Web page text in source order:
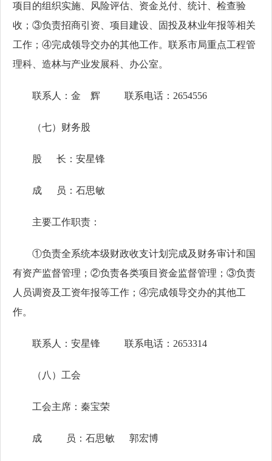
项目的组织实施、风险评估、资金兑付、统计、检查验
收；③负责招商引资、项目建设、固投及林业年报等相关
工作；④完成领导交办的其他工作。联系市局重点工程管
理科、造林与产业发展科、办公室。
联系人：金 辉 联系电话：2654556
（七）财务股
股 长：安星锋
成 员：石思敏
主要工作职责：
①负责全系统本级财政收支计划完成及财务审计和国
有资产监督管理；②负责各类项目资金监督管理；③负责
人员调资及工资年报等工作；④完成领导交办的其他工
作。
联系人：安星锋 联系电话：2653314
（八）工会
工会主席：秦宝荣
成 员：石思敏 郭宏博